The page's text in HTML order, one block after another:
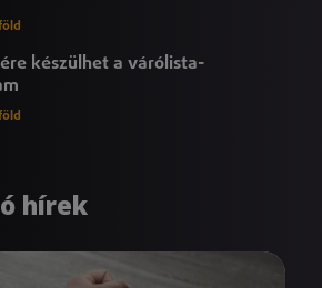
készülhet a várólista-
hírek